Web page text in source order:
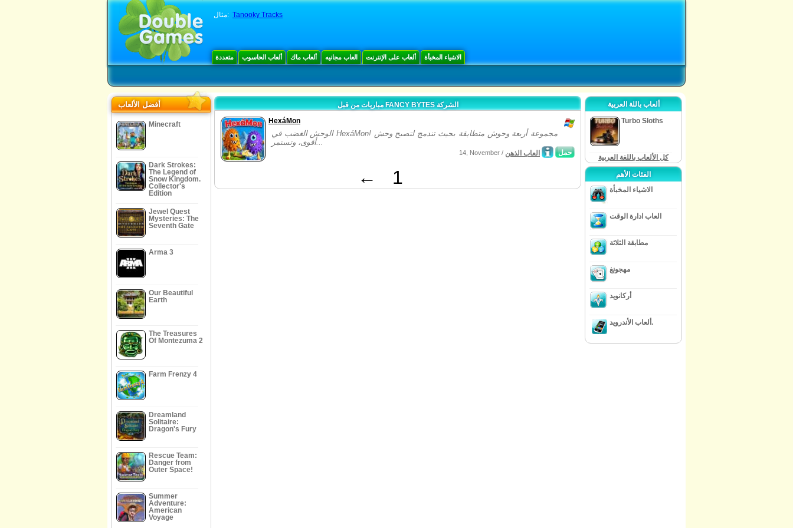
مثال: Tanooky Tracks
متعددة ألعاب الحاسوب ألعاب ماك العاب مجانيه ألعاب على الإنترنت الاشياء المخبأة
أفضل الألعاب
Minecraft
Dark Strokes:
The Legend of
Snow Kingdom.
Collector's
Edition
Jewel Quest
Mysteries: The
Seventh Gate
Arma 3
Our Beautiful
Earth
The Treasures
Of Montezuma 2
Farm Frenzy 4
Dreamland
Solitaire:
Dragon's Fury
Rescue Team:
Danger from
Outer Space!
Summer
Adventure:
American
Voyage
مباريات من قبل FANCY BYTES الشركة
HexáMon
الوحش الغضب في HexáMon! مجموعة أربعة وحوش متطابقة بحيث تندمج لتصبح وحش
أقوى، وتستمر...
حمل 14, November / العاب الذهن
← 1
ألعاب باللة العربية
Turbo Sloths
كل الألعاب باللغة العربية
الفئات الأهم
الاشياء المخبأة
العاب ادارة الوقت
مطابقة الثلاثة
مهجونغ
أركانويد
ألعاب الأندرويد.